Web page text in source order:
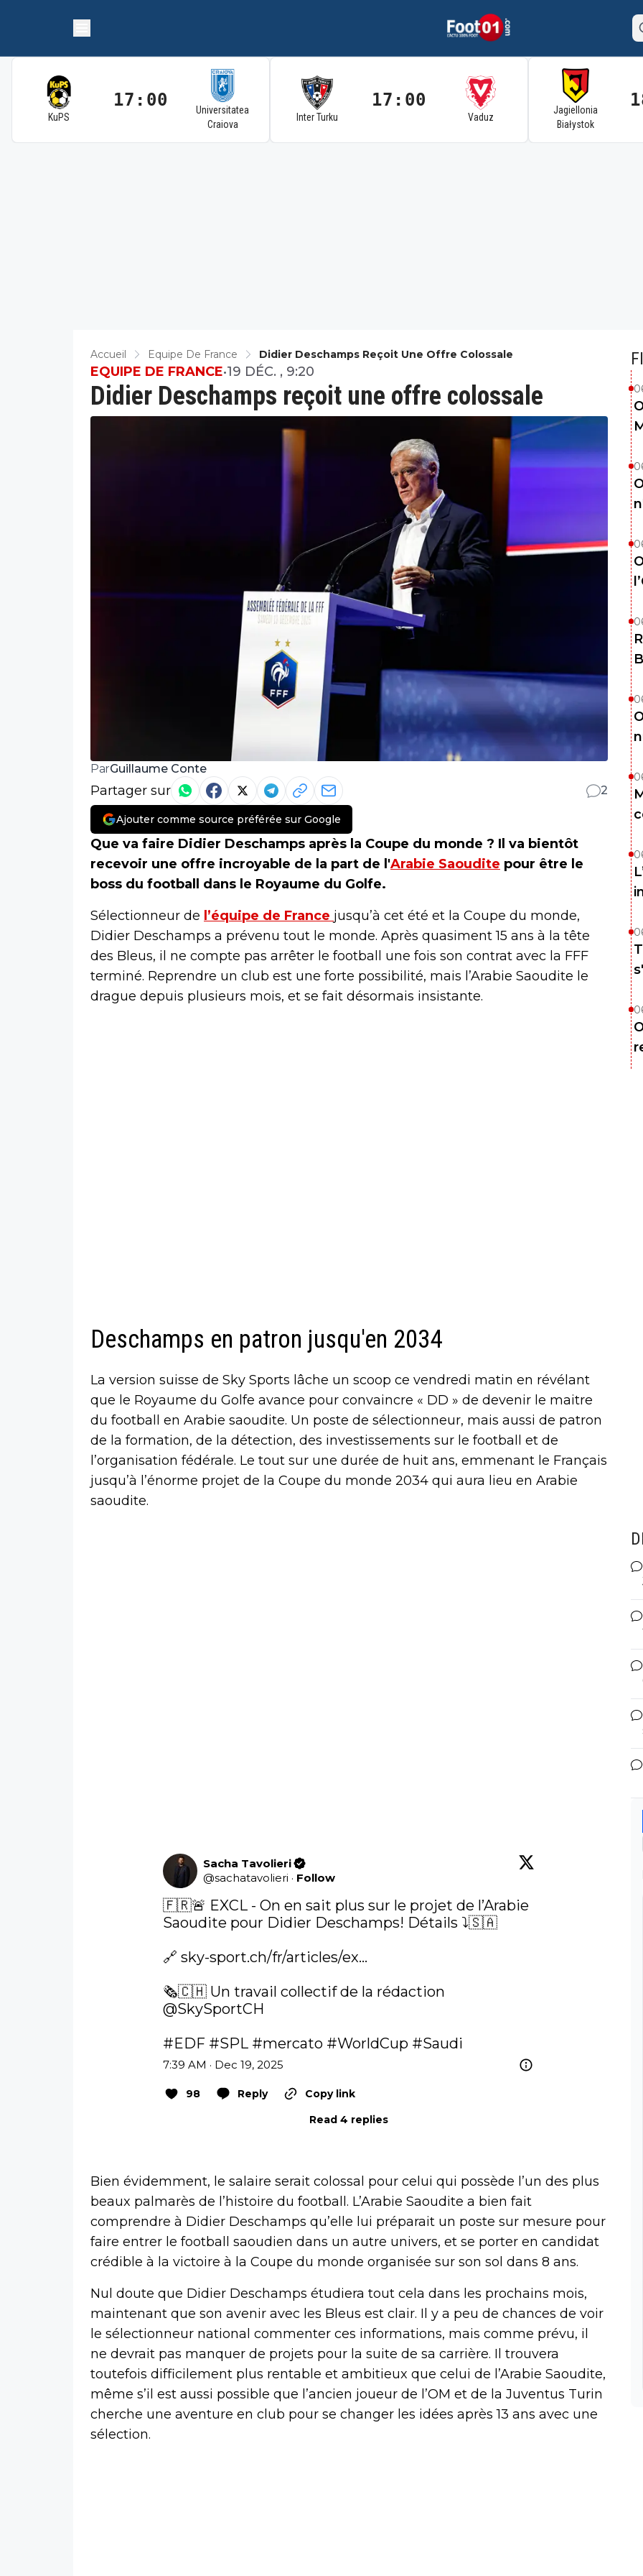
KuPS
17:00
Universitatea
Craiova
Inter Turku
17:00
Vaduz
Jagiellonia
Białystok
Accueil Equipe De France Didier Deschamps Reçoit Une Offre Colossale
Didier Deschamps reçoit une offre colossale
EQUIPE DE FRANCE•19 DÉC. , 9:20
ParGuillaume Conte
Partager sur 2
Ajouter comme source préférée sur Google
Que va faire Didier Deschamps après la Coupe du monde ? Il va bientôt
recevoir une offre incroyable de la part de l'Arabie Saoudite pour être le
boss du football dans le Royaume du Golfe.
Sélectionneur de l’équipe de France jusqu’à cet été et la Coupe du monde,
Didier Deschamps a prévenu tout le monde. Après quasiment 15 ans à la tête
des Bleus, il ne compte pas arrêter le football une fois son contrat avec la FFF
terminé. Reprendre un club est une forte possibilité, mais l’Arabie Saoudite le
drague depuis plusieurs mois, et se fait désormais insistante.
Deschamps en patron jusqu'en 2034
La version suisse de Sky Sports lâche un scoop ce vendredi matin en révélant
que le Royaume du Golfe avance pour convaincre « DD » de devenir le maitre
du football en Arabie saoudite. Un poste de sélectionneur, mais aussi de patron
de la formation, de la détection, des investissements sur le football et de
l’organisation fédérale. Le tout sur une durée de huit ans, emmenant le Français
jusqu’à l’énorme projet de la Coupe du monde 2034 qui aura lieu en Arabie
saoudite.
Sacha Tavolieri
@sachatavolieri · Follow
🇫🇷🚨 EXCL - On en sait plus sur le projet de l’Arabie
Saoudite pour Didier Deschamps! Détails ⤵️🇸🇦
🔗 sky-sport.ch/fr/articles/ex…
@SkySportCH
#EDF #SPL #mercato #WorldCup #Saudi
7:39 AM · Dec 19, 2025
98 Reply
Copy link
Read 4 replies
Bien évidemment, le salaire serait colossal pour celui qui possède l’un des plus
beaux palmarès de l’histoire du football. L’Arabie Saoudite a bien fait
comprendre à Didier Deschamps qu’elle lui préparait un poste sur mesure pour
faire entrer le football saoudien dans un autre univers, et se porter en candidat
crédible à la victoire à la Coupe du monde organisée sur son sol dans 8 ans.
Nul doute que Didier Deschamps étudiera tout cela dans les prochains mois,
maintenant que son avenir avec les Bleus est clair. Il y a peu de chances de voir
le sélectionneur national commenter ces informations, mais comme prévu, il
ne devrait pas manquer de projets pour la suite de sa carrière. Il trouvera
toutefois difficilement plus rentable et ambitieux que celui de l’Arabie Saoudite,
même s’il est aussi possible que l’ancien joueur de l’OM et de la Juventus Turin
cherche une aventure en club pour se changer les idées après 13 ans avec une
sélection.